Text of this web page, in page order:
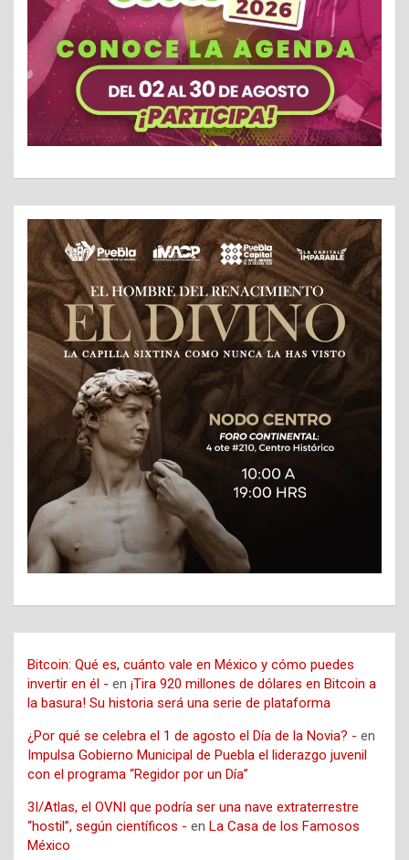
Bitcoin: Qué es, cuánto vale en México y cómo puedes
invertir en él - en ¡Tira 920 millones de dólares en Bitcoin a
la basura! Su historia será una serie de plataforma
¿Por qué se celebra el 1 de agosto el Día de la Novia? - en
Impulsa Gobierno Municipal de Puebla el liderazgo juvenil
con el programa “Regidor por un Día”
3I/Atlas, el OVNI que podría ser una nave extraterrestre
“hostil”, según científicos - en La Casa de los Famosos
México